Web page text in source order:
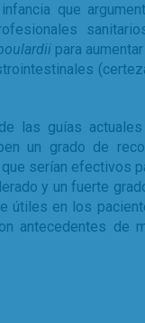
que
para
las guías
un grado de
serían efectivos
y un fuerte
útiles en los
antecedentes de